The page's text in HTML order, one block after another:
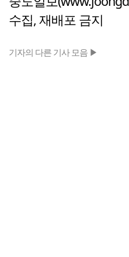
수집, 재배포 금지
기자의 다른 기사 모음 ▶